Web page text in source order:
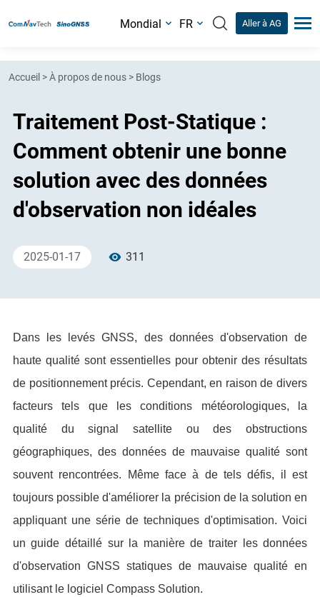
Mondial FR Aller à AG
Accueil >À propos de nous > Blogs
Traitement Post-Statique :
Comment obtenir une bonne
solution avec des données
d'observation non idéales
2025-01-17 311
Dans les levés GNSS, des données d'observation de
haute qualité sont essentielles pour obtenir des résultats
de positionnement précis. Cependant, en raison de divers
facteurs tels que les conditions météorologiques, la
qualité du signal satellite ou des obstructions
géographiques, des données de mauvaise qualité sont
souvent rencontrées. Même face à de tels défis, il est
toujours possible d'améliorer la précision de la solution en
appliquant une série de techniques d'optimisation. Voici
un guide détaillé sur la manière de traiter les données
d'observation GNSS statiques de mauvaise qualité en
utilisant le logiciel Compass Solution.